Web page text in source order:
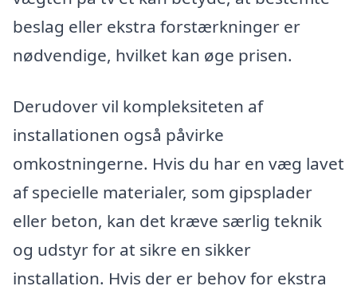
beslag eller ekstra forstærkninger er
nødvendige, hvilket kan øge prisen.
Derudover vil kompleksiteten af
installationen også påvirke
omkostningerne. Hvis du har en væg lavet
af specielle materialer, som gipsplader
eller beton, kan det kræve særlig teknik
og udstyr for at sikre en sikker
installation. Hvis der er behov for ekstra